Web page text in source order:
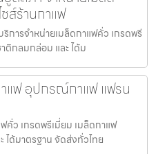
ส์ร้านกาแฟ
การจำหน่ายเมล็ดกาแฟคั่ว เกรดพรี
ติกลมกล่อม และ ได้ม
าแฟ อุปกรณ์กาแฟ แฟรน
คั่ว เกรดพรีเมี่ยม เมล็ดกาแฟ
ด้มาตรฐาน จัดส่งทั่วไทย